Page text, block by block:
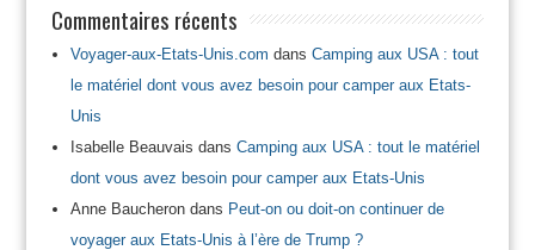
Commentaires récents
Voyager-aux-Etats-Unis.com dans Camping aux USA : tout
le matériel dont vous avez besoin pour camper aux Etats-
Unis
Isabelle Beauvais dans Camping aux USA : tout le matériel
dont vous avez besoin pour camper aux Etats-Unis
Anne Baucherondans Peut-on ou doit-on continuer de
voyager aux Etats-Unis à l’ère de Trump ?